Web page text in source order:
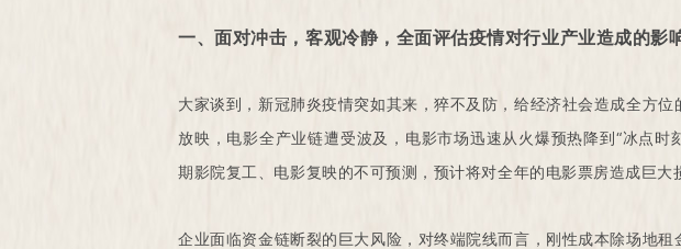
一、面对冲击，客观冷静，全面评估疫情对行业产业造成的影
大家谈到，新冠肺炎疫情突如其来，猝不及防，给经济社会造成全方
放映，电影全产业链遭受波及，电影市场迅速从火爆预热降到“冰点
期影院复工、电影复映的不可预测，预计将对全年的电影票房造成巨大
企业面临资金链断裂的巨大风险，对终端院线而言，刚性成本除场地